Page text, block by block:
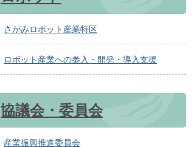
さがみロボット産業特区
ロボット産業への参入・開発・導入支援
協議会・委員会
産業振興推進委員会